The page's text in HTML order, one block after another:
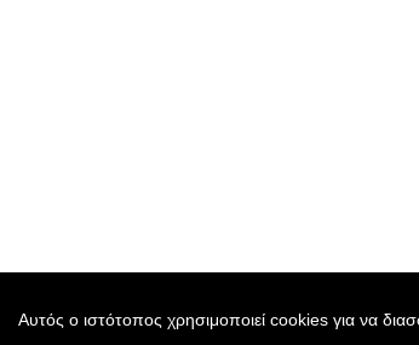
Αυτός ο ιστότοπος χρησιμοποιεί cookies για να